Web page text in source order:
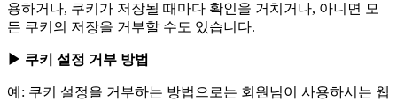
용하거나, 쿠키가 저장될 때마다 확인을 거치거나, 아니면 모
든 쿠키의 저장을 거부할 수도 있습니다.
▶ 쿠키 설정 거부 방법
예: 쿠키 설정을 거부하는 방법으로는 회원님이 사용하시는 웹